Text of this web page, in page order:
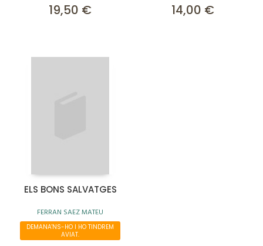
19,50 € 14,00 €
ELS BONS SALVATGES
FERRAN SAEZ MATEU
DEMANA'NS-HO I HO TINDREM
AVIAT.